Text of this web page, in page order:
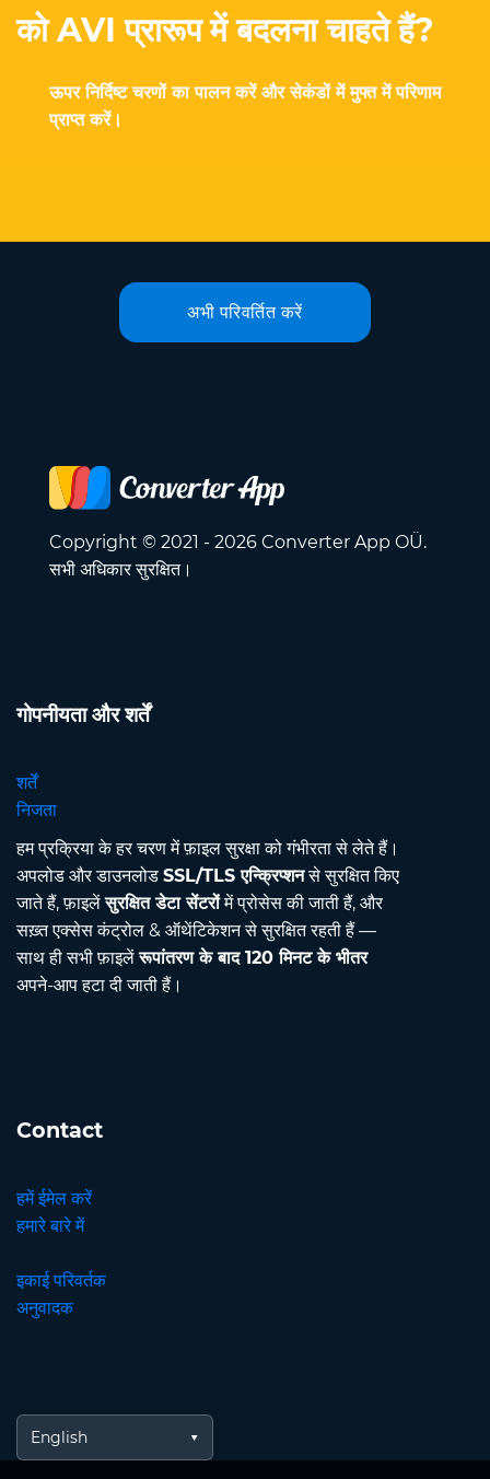
को AVI प्रारूप में बदलना चाहते हैं?
ऊपर निर्दिष्ट चरणों का पालन करें और सेकंडों में मुफ्त में परिणाम
प्राप्त करें।
अभी परिवर्तित करें
Copyright © 2021 - 2026 Converter App OÜ.
सभी अधिकार सुरक्षित।
गोपनीयता और शर्तें
शर्तें
निजता
हम प्रक्रिया के हर चरण में फ़ाइल सुरक्षा को गंभीरता से लेते हैं।
अपलोड और डाउनलोड SSL/TLS एन्क्रिप्शनसे सुरक्षित किए
जाते हैं, फ़ाइलेंसुरक्षित डेटा सेंटरोंमें प्रोसेस की जाती हैं, और
सख़्त एक्सेस कंट्रोल & ऑथेंटिकेशन से सुरक्षित रहती हैं —
साथ ही सभी फ़ाइलेंरूपांतरण के बाद 120 मिनट के भीतर
अपने-आप हटा दी जाती हैं।
Contact
हमें ईमेल करें
हमारे बारे में
इकाई परिवर्तक
अनुवादक
English